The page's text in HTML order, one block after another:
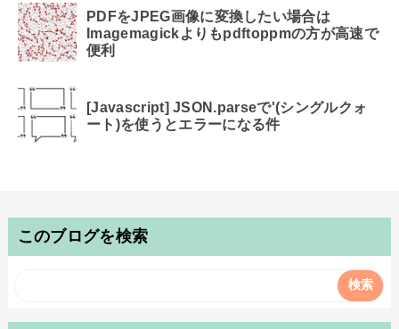
PDFをJPEG画像に変換したい場合は
Imagemagickよりもpdftoppmの方が高速で
便利
[Javascript] JSON.parseで'(シングルクォ
ート)を使うとエラーになる件
このブログを検索